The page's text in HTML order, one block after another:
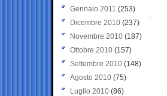
Gennaio 2011 (253)
Dicembre 2010 (237)
Novembre 2010 (187)
Ottobre 2010 (157)
Settembre 2010 (148)
Agosto 2010 (75)
Luglio 2010 (86)